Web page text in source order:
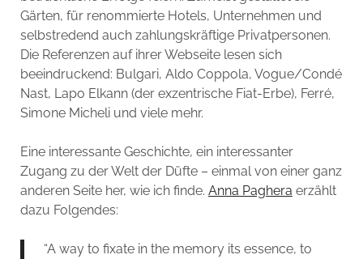
Gärten, für renommierte Hotels, Unternehmen und
selbstredend auch zahlungskräftige Privatpersonen.
Die Referenzen auf ihrer Webseite lesen sich
beeindruckend: Bulgari, Aldo Coppola, Vogue/Condé
Nast, Lapo Elkann (der exzentrische Fiat-Erbe), Ferré,
Simone Micheli und viele mehr.
Eine interessante Geschichte, ein interessanter
Zugang zu der Welt der Düfte – einmal von einer ganz
anderen Seite her, wie ich finde. Anna Paghera erzählt
dazu Folgendes:
“A way to fixate in the memory its essence, to